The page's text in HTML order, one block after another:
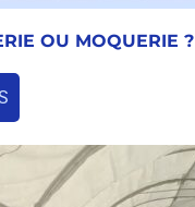
OU MOQUERIE ?